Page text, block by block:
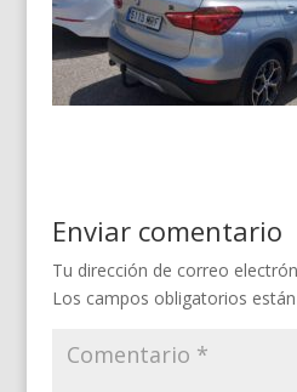
Enviar comentario
Tu dirección de correo
Los campos obligatorios